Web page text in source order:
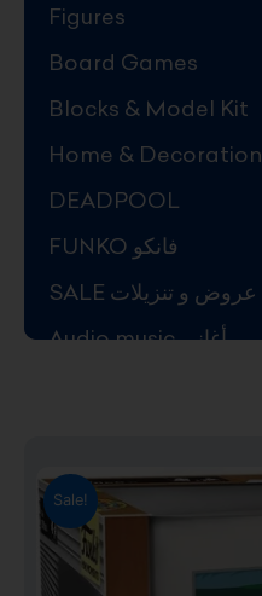
Figures
Board Games
Blocks & Model Kit
Home & Decoration
DEADPOOL
FUNKO فانكو
SALE عروض و تنزيلات
Audio music أغاني
Mystery DEALS
Movies on BLU-RAY,
DVD
Sale!